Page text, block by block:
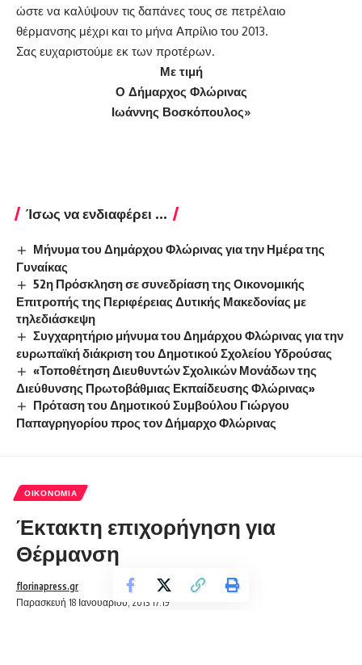
ώστε να καλύψουν τις δαπάνες τους σε πετρέλαιο
θέρμανσης μέχρι και το μήνα Απρίλιο του 2013.
Σας ευχαριστούμε εκ των προτέρων.
Με τιμή
Ο Δήμαρχος Φλώρινας
Ιωάννης Βοσκόπουλος»
Ίσως να ενδιαφέρει ...
Μήνυμα του Δημάρχου Φλώρινας για την Ημέρα της
Γυναίκας
52η Πρόσκληση σε συνεδρίαση της Οικονομικής
Επιτροπής της Περιφέρειας Δυτικής Μακεδονίας με
τηλεδιάσκεψη
Συγχαρητήριο μήνυμα του Δημάρχου Φλώρινας για την
ευρωπαϊκή διάκριση του Δημοτικού Σχολείου Υδρούσας
«Τοποθέτηση Διευθυντών Σχολικών Μονάδων της
Διεύθυνσης Πρωτοβάθμιας Εκπαίδευσης Φλώρινας»
Πρόταση του Δημοτικού Συμβούλου Γιώργου
Παπαγρηγορίου προς τον Δήμαρχο Φλώρινας
ΟΙΚΟΝΟΜΊΑ
Έκτακτη επιχορήγηση για
Θέρμανση
Παρασκευή 18 Ιανουαρίου, 2013 17:19
florinapress.gr